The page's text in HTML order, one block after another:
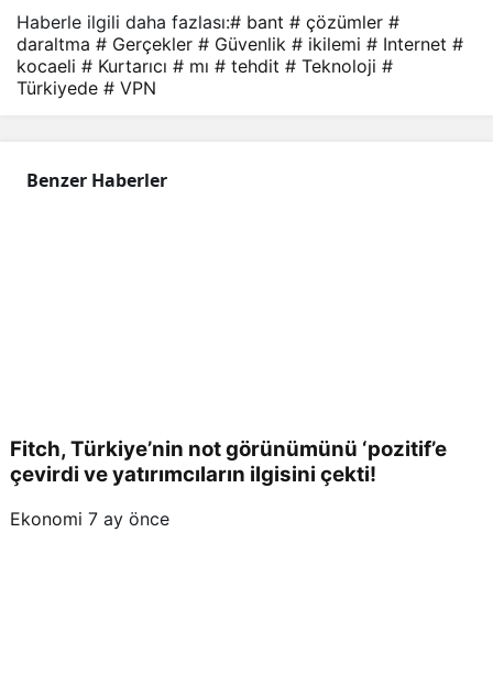
Haberle ilgili daha fazlası:# bant # çözümler #
daraltma # Gerçekler # Güvenlik # ikilemi # Internet #
kocaeli # Kurtarıcı # mı # tehdit # Teknoloji #
Türkiyede # VPN
Benzer Haberler
Fitch, Türkiye’nin not görünümünü ‘pozitif’e
çevirdi ve yatırımcıların ilgisini çekti!
Ekonomi 7 ay önce